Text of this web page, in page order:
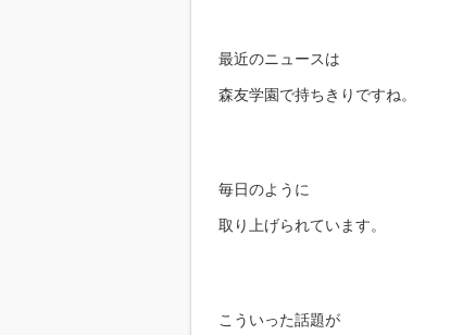
最近のニュースは
森友学園で持ちきりですね。
毎日のように
取り上げられています。
こういった話題が